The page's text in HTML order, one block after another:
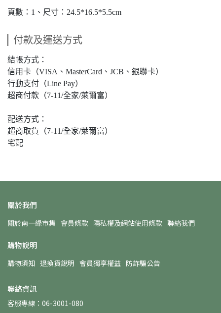
頁數：1、尺寸：24.5*16.5*5.5cm
付款及運送方式
結帳方式：
信用卡（VISA、MasterCard、JCB、銀聯卡）
行動支付（Line Pay）
超商付款（7-11/全家/萊爾富）
配送方式：
超商取貨（7-11/全家/萊爾富）
宅配
關於我們
關於南一綠市集 會員條款 隱私權及網站使用條款 聯絡我們
購物說明
購物須知 退換貨說明 會員獨享權益 防詐騙公告
聯絡資訊
客服專線：06-3001-080